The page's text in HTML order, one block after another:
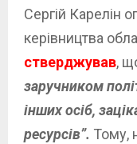
Сергій Карелін
керівництва
стверджував,
заручником
інших осіб,
ресурсів”. Тому,